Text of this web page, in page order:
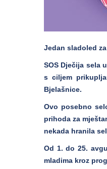
Jedan sladoled
SOS Dječija sela
s ciljem
Bjelašnice.
Ovo posebno
prihoda za
nekada hranila
Od 1. do 25.
mladima kroz